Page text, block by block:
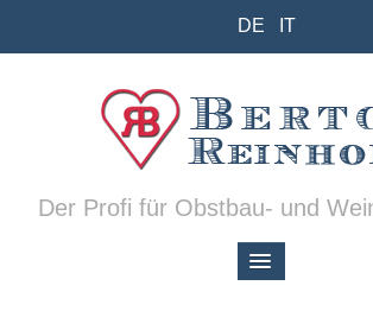
DE IT
Der Profi für Obstbau- und